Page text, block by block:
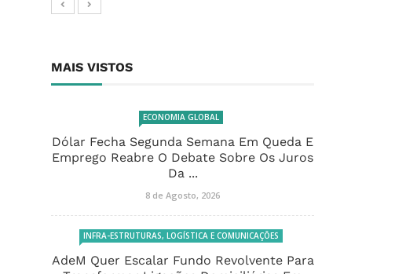
MAIS VISTOS
ECONOMIA GLOBAL
Dólar Fecha Segunda Semana Em Queda E
Emprego Reabre O Debate Sobre Os Juros
Da ...
8 de Agosto, 2026
INFRA-ESTRUTURAS, LOGÍSTICA E COMUNICAÇÕES
AdeM Quer Escalar Fundo Revolvente Para